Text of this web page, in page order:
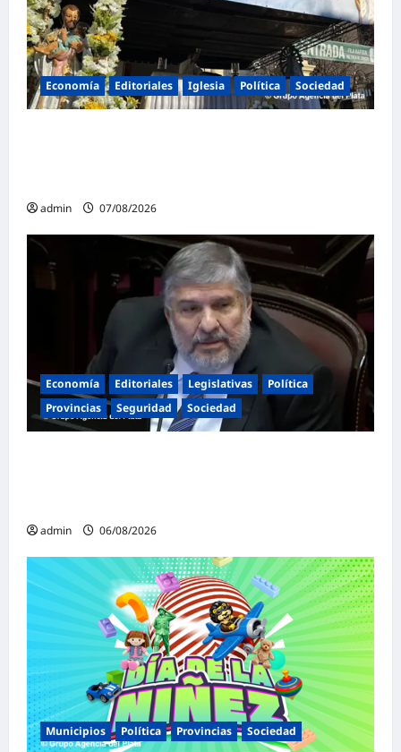
Economía Editoriales Iglesia Política Sociedad
admin 07/08/2026
Economía Editoriales Legislativas
Política
Provincias
Seguridad Sociedad
admin 06/08/2026
Municipios Política Provincias Sociedad